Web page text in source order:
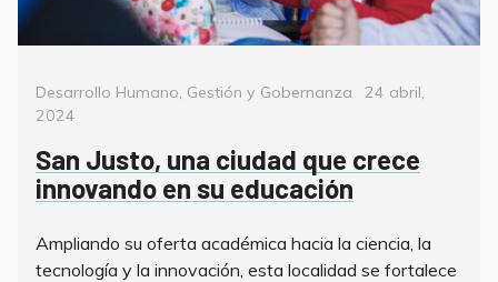
Categorías
Desarrollo Humano Gestión y Gobernanza
Posted
24 abril,
2024
San Justo, una ciudad que crece
innovando en su educación
Ampliando su oferta académica hacia la ciencia, la
tecnología y la innovación, esta localidad se fortalece